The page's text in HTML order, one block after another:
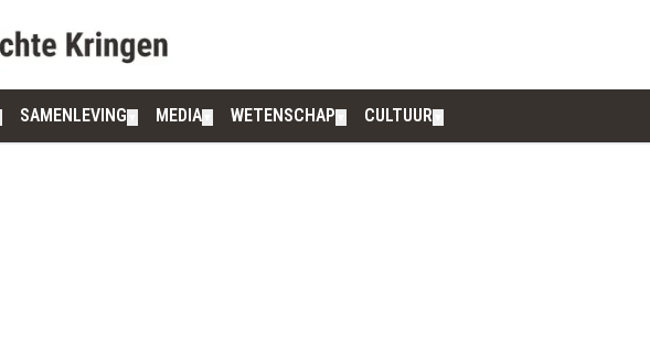
SAMENLEVING MEDIA WETENSCHAP CULTUUR